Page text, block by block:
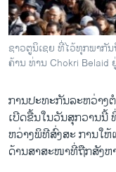
ທຸລະກິດ
ພາສາອັງກິດ
ວີດີໂອ
ລາຍການກະຈາຍສຽງ
ລາຍງານ
ຕິດຕາມພວກເຮົາ ທີ່
ຊາວຕູນິເຊຍ ທີ່ໄວ້ທຸກພາກັ
ຄ້ານ ທ່ານ Chokri Belaid
ການ​ປະ​ທະ​ກັນ​ລະຫວ່າງ
ເບີດ​ຂື້ນ​ໃນ​ວັນ​ສຸກ​ວານ​ນີ້
ຫວ່າງພິທີ​ສົ່ງສະ ການ​ໃ
ດ້ານ​ສາສະໜາທີ່​ຖືກ​ສັງຫ